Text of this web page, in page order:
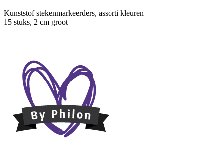
Kunststof stekenmarkeerders, assorti kleuren
15 stuks, 2 cm groot